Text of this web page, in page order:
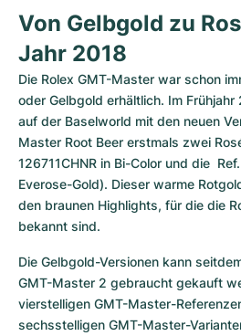
Von Gelbgold zu
Jahr 2018
Die Rolex GMT-Master war schon
oder Gelbgold erhältlich. Im
auf der Baselworld mit den neuen
Master Root Beer erstmals zwei
126711CHNR in Bi-Color und die
Everose-Gold). Dieser warme
den braunen Highlights, für die die
bekannt sind.
Die Gelbgold-Versionen kann
GMT-Master 2 gebraucht gekauft
vierstelligen GMT-Master-
sechsstelligen GMT-Master-